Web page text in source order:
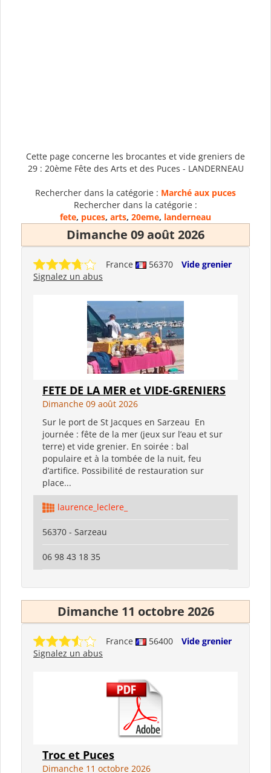
Cette page concerne les brocantes et vide greniers de
29 : 20ème Fête des Arts et des Puces - LANDERNEAU
Rechercher dans la catégorie : Marché aux puces
Rechercher dans la catégorie :
fete, puces, arts, 20eme, landerneau
Dimanche 09 août 2026
France 56370
Vide grenier
Signalez un abus
FETE DE LA MER et VIDE-GRENIERS
Dimanche 09 août 2026
Sur le port de St Jacques en Sarzeau En
journée : fête de la mer (jeux sur l’eau et sur
terre) et vide grenier. En soirée : bal
populaire et à la tombée de la nuit, feu
d’artifice. Possibilité de restauration sur
place...
laurence_leclere_
56370 - Sarzeau
06 98 43 18 35
Dimanche 11 octobre 2026
France 56400
Vide grenier
Signalez un abus
Troc et Puces
Dimanche 11 octobre 2026